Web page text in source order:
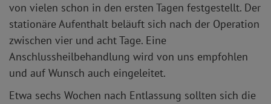
von vielen schon in den ersten Tagen festgestellt. Der
stationäre Aufenthalt beläuft sich nach der Operation
zwischen vier und acht Tage. Eine
Anschlussheilbehandlung wird von uns empfohlen
und auf Wunsch auch eingeleitet.
Etwa sechs Wochen nach Entlassung sollten sich die